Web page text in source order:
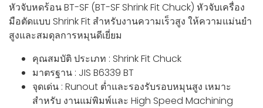
หัวจับหดร้อน BT-SF (BT-SF Shrink Fit Chuck) หัวจับเครื่อง
มือตัดแบบ Shrink Fit สำหรับงานความเร็วสูง ให้ความแม่นยำ
สูงและสมดุลการหมุนดีเยี่ยม
คุณสมบัติ ประเภท : Shrink Fit Chuck
มาตรฐาน : JIS B6339 BT
จุดเด่น : Runout ต่ำและรองรับรอบหมุนสูง เหมาะ
สำหรับ งานแม่พิมพ์และ High Speed Machining